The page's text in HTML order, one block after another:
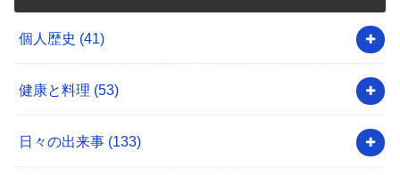
個人歴史 (41)
健康と料理 (53)
日々の出来事 (133)